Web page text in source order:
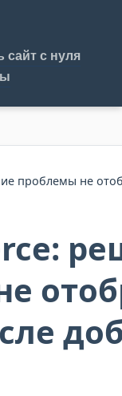
сайт с нуля
проблемы не